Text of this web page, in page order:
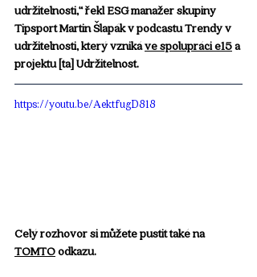
udržitelnosti,“ řekl ESG manažer skupiny
Tipsport Martin Šlapák v podcastu Trendy v
udržitelnosti, který vzniká ve spolupráci e15 a
projektu [ta] Udržitelnost.
https://youtu.be/AektfugD818
Celý rozhovor si můžete pustit také na
TOMTO odkazu.